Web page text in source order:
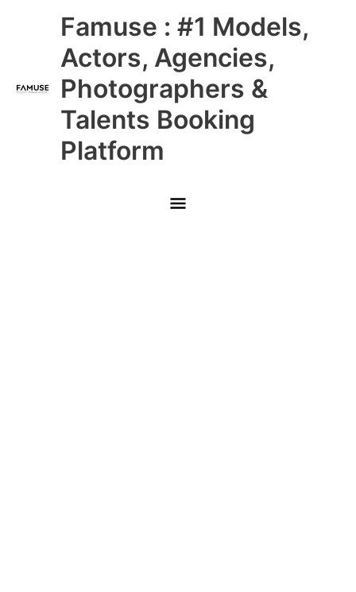
Famuse : #1 Models,
Actors, Agencies,
Photographers &
Talents Booking
Platform
Main
Menu